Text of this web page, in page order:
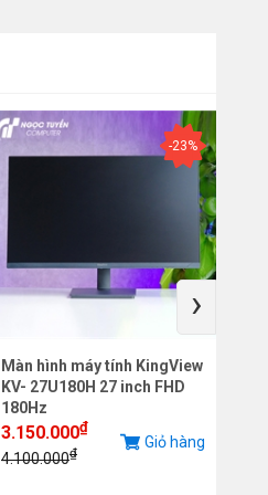
-23%
Màn hình máy tính KingView
KV- 27U180H 27 inch FHD
180Hz
3.150.000₫
4.100.000₫
Giỏ hàng
›